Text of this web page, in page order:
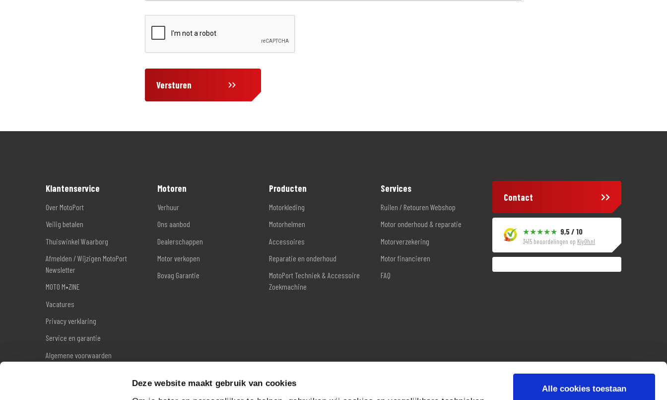
Deze website maakt gebruik van cookies
Alle cookies toestaan
Versturen
Klantenservice
Over MotoPort
Veilig betalen
Thuiswinkel Waarborg
Afmelden / Wijzigen MotoPort
Newsletter
MOTO M•ZINE
Vacatures
Privacy verklaring
Service en garantie
Algemene voorwaarden
Motoren
Verhuur
Ons aanbod
Dealerschappen
Motor verkopen
Bovag Garantie
Producten
Motorkleding
Motorhelmen
Accessoires
Reparatie en onderhoud
MotoPort Techniek & Accessoire
Zoekmachine
Services
Ruilen / Retouren Webshop
Motor onderhoud & reparatie
Motorverzekering
Motor financieren
FAQ
Contact
9,5 / 10
3415 beoordelingen op KiyOh.nl